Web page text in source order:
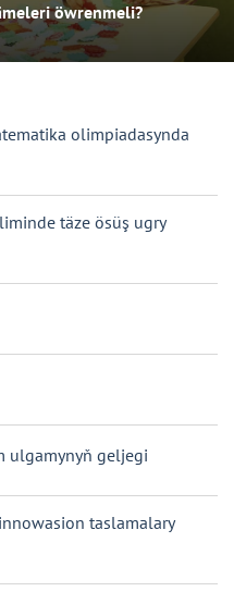
öwrenmeli?
olimpiadasynda
täze ösüş ugry
ulgamynyň geljegi
taslamalary